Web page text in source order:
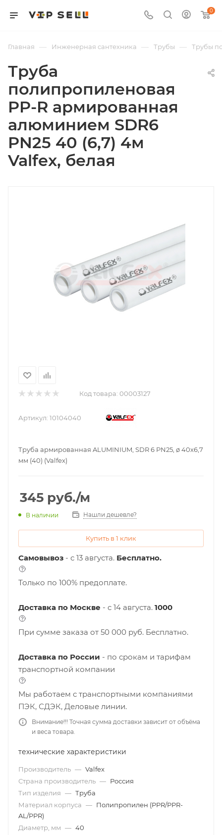
0
Главная — Инженерная сантехника — Трубы — Трубы
Труба
полипропиленовая
PP-R армированная
алюминием SDR6
PN25 40 (6,7) 4м
Valfex, белая
Код товара: 00003127
Артикул: 10104040
Труба армированная ALUMINIUM, SDR 6 PN25, ø 40х6,7
мм (40) (Valfex)
345 руб./м
В наличии Нашли дешевле?
Купить в 1 клик
Самовывоз - с 13 августа. Бесплатно.
Только по 100% предоплате.
Доставка по Москве - c 14 августа. 1000
При сумме заказа от 50 000 руб. Бесплатно.
Доставка по России - по срокам и тарифам
транспортной компании
Мы работаем с транспортными компаниями
ПЭК, СДЭК, Деловые линии.
Внимание!!! Точная сумма доставки зависит от объёма
и веса товара.
технические характеристики
Производитель — Valfex
Страна производитель — Россия
Тип изделия — Труба
Материал корпуса — Полипропилен (PPR/PPR-
AL/PPR)
Диаметр, мм — 40